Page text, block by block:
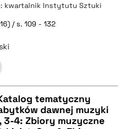
: kwartalnik Instytutu Sztuki
/ s. 109 - 132
tematyczny
dawnej muzyki
3-4: Zbiory muzyczne